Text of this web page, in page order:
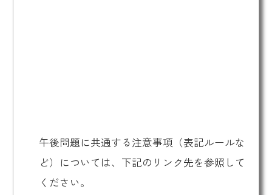
午後問題に共通する注意事項（表記ルールな
ど）については、下記のリンク先を参照して
ください。